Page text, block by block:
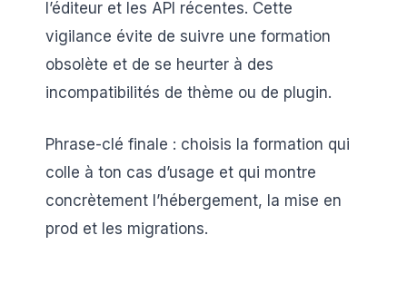
l’éditeur et les API récentes. Cette
vigilance évite de suivre une formation
obsolète et de se heurter à des
incompatibilités de thème ou de plugin.
Phrase-clé finale : choisis la formation qui
colle à ton cas d’usage et qui montre
concrètement l’hébergement, la mise en
prod et les migrations.